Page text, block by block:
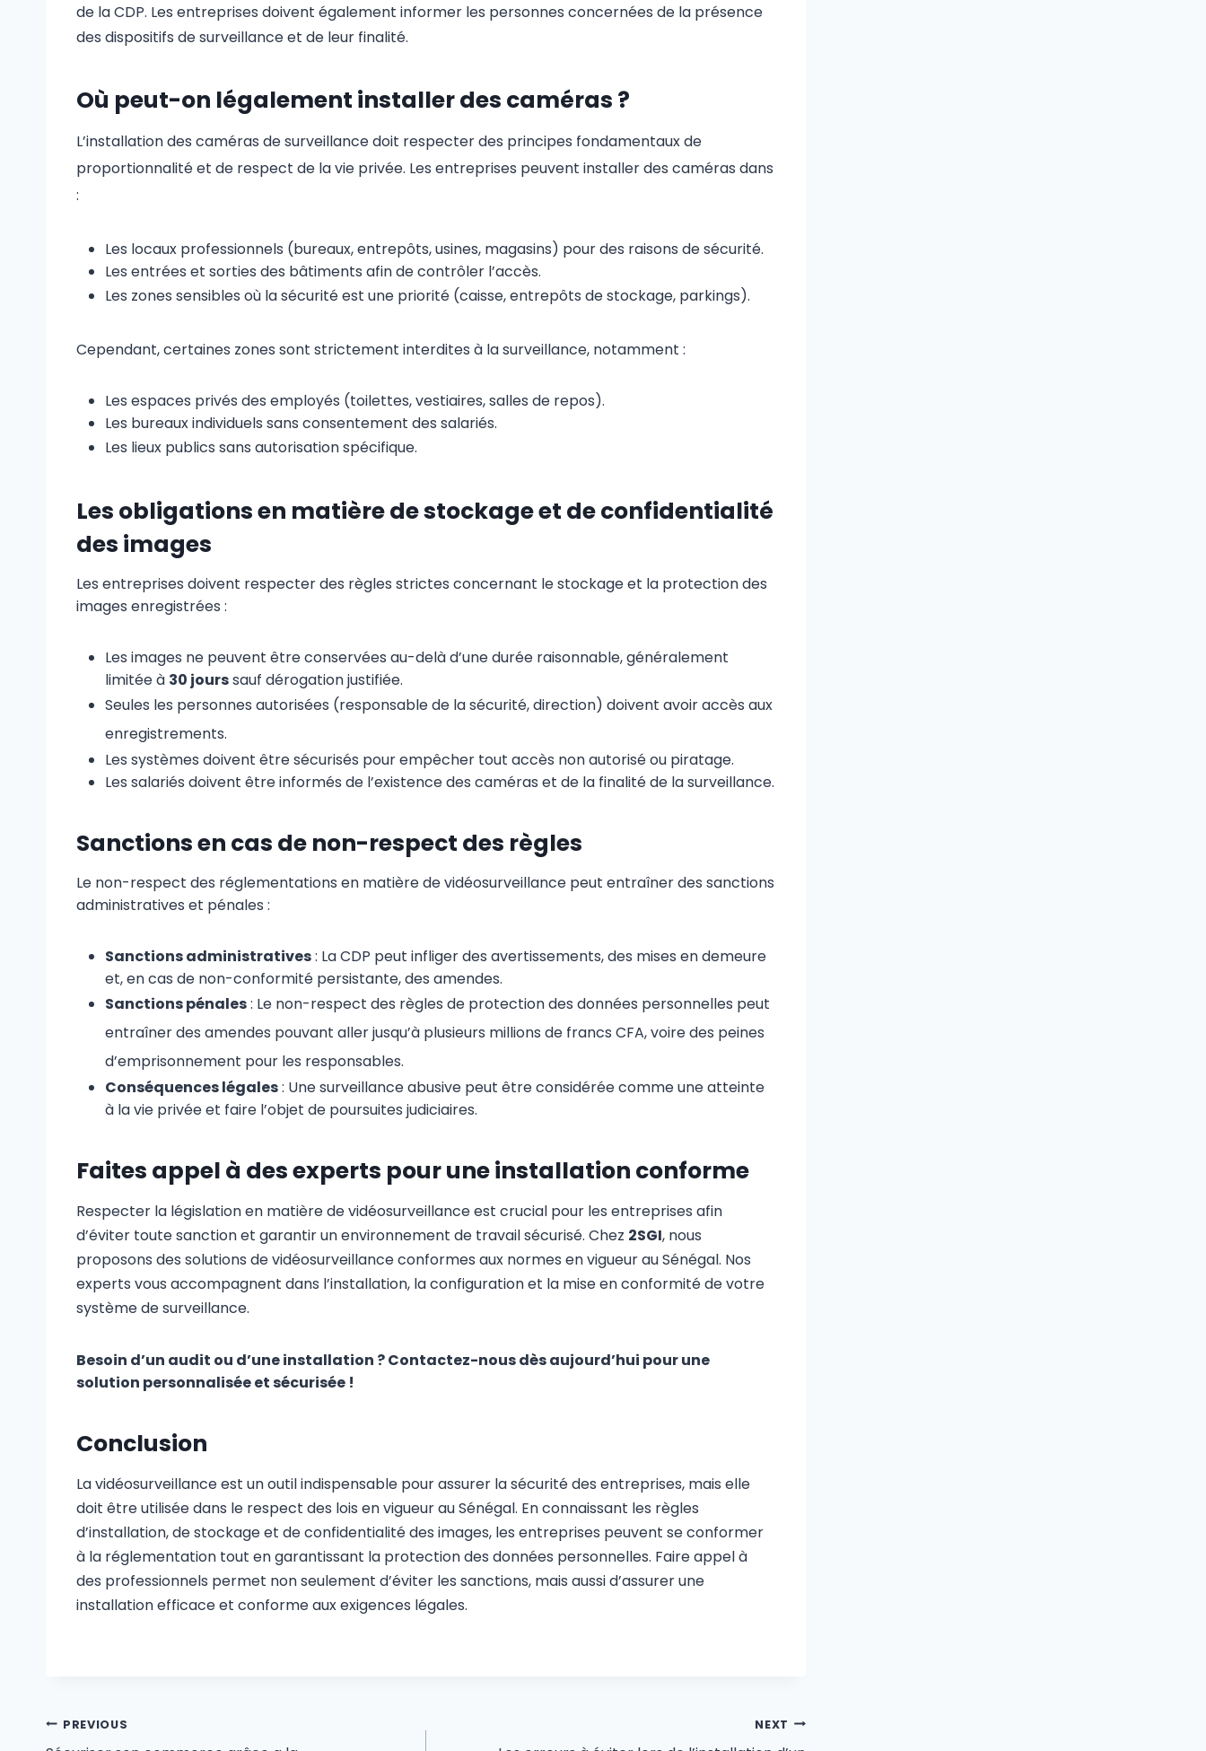
de la CDP. Les entreprises doivent également informer les personnes concernées de la présence
des dispositifs de surveillance et de leur finalité.
Où peut-on légalement installer des caméras ?
L’installation des caméras de surveillance doit respecter des principes fondamentaux de
proportionnalité et de respect de la vie privée. Les entreprises peuvent installer des caméras dans
:
Les locaux professionnels (bureaux, entrepôts, usines, magasins) pour des raisons de sécurité.
Les entrées et sorties des bâtiments afin de contrôler l’accès.
Les zones sensibles où la sécurité est une priorité (caisse, entrepôts de stockage, parkings).
Cependant, certaines zones sont strictement interdites à la surveillance, notamment :
Les espaces privés des employés (toilettes, vestiaires, salles de repos).
Les bureaux individuels sans consentement des salariés.
Les lieux publics sans autorisation spécifique.
Les obligations en matière de stockage et de confidentialité
des images
Les entreprises doivent respecter des règles strictes concernant le stockage et la protection des
images enregistrées :
Les images ne peuvent être conservées au-delà d’une durée raisonnable, généralement
limitée à 30 jourssauf dérogation justifiée.
Seules les personnes autorisées (responsable de la sécurité, direction) doivent avoir accès aux
enregistrements.
Les systèmes doivent être sécurisés pour empêcher tout accès non autorisé ou piratage.
Les salariés doivent être informés de l’existence des caméras et de la finalité de la surveillance.
Sanctions en cas de non-respect des règles
Le non-respect des réglementations en matière de vidéosurveillance peut entraîner des sanctions
administratives et pénales :
Sanctions administratives: La CDP peut infliger des avertissements, des mises en demeure
et, en cas de non-conformité persistante, des amendes.
Sanctions pénales: Le non-respect des règles de protection des données personnelles peut
entraîner des amendes pouvant aller jusqu’à plusieurs millions de francs CFA, voire des peines
d’emprisonnement pour les responsables.
Conséquences légales: Une surveillance abusive peut être considérée comme une atteinte
à la vie privée et faire l’objet de poursuites judiciaires.
Faites appel à des experts pour une installation conforme
Respecter la législation en matière de vidéosurveillance est crucial pour les entreprises afin
d’éviter toute sanction et garantir un environnement de travail sécurisé. Chez 2SGI, nous
proposons des solutions de vidéosurveillance conformes aux normes en vigueur au Sénégal. Nos
experts vous accompagnent dans l’installation, la configuration et la mise en conformité de votre
système de surveillance.
Besoin d’un audit ou d’une installation ? Contactez-nous dès aujourd’hui pour une
solution personnalisée et sécurisée !
Conclusion
La vidéosurveillance est un outil indispensable pour assurer la sécurité des entreprises, mais elle
doit être utilisée dans le respect des lois en vigueur au Sénégal. En connaissant les règles
d’installation, de stockage et de confidentialité des images, les entreprises peuvent se conformer
à la réglementation tout en garantissant la protection des données personnelles. Faire appel à
des professionnels permet non seulement d’éviter les sanctions, mais aussi d’assurer une
installation efficace et conforme aux exigences légales.
PREVIOUS NEXT